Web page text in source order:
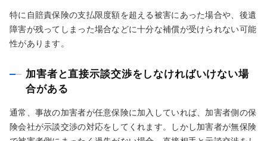
特に自賠責保険の支払限度額を超える被害にあった場合や、後遺
障害が残ってしまった場合などに十分な補償が受けられない可能
性があります。
加害者と直接示談交渉をしなければいけない場
合がある
通常、事故の加害者が任意保険に加入していれば、加害者側の保
険会社が示談交渉の対応をしてくれます。しかし加害者が無保険